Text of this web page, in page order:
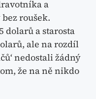
a
roušek.
dolarů a starosta
ale na rozdíl
nedostali žádný
že na ně nikdo